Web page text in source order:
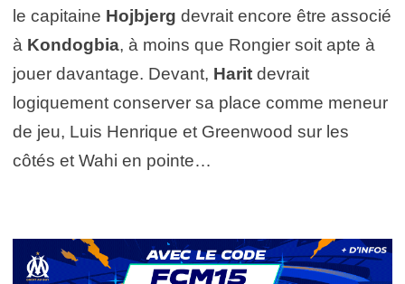
le capitaine Hojbjerg devrait encore être associé
à Kondogbia, à moins que Rongier soit apte à
jouer davantage. Devant, Harit devrait
logiquement conserver sa place comme meneur
de jeu, Luis Henrique et Greenwood sur les
côtés et Wahi en pointe…